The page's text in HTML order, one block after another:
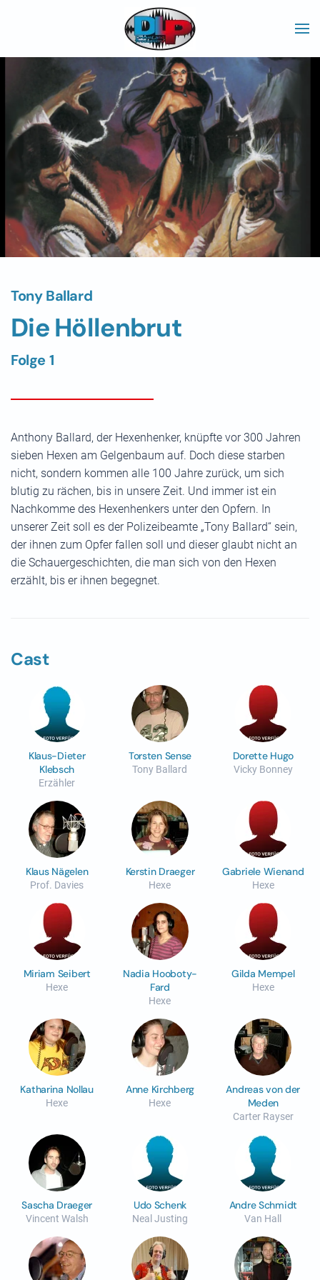
Skip to main content
Tony Ballard
Die Höllenbrut
Folge 1
Anthony Ballard, der Hexenhenker, knüpfte vor 300 Jahren
sieben Hexen am Gelgenbaum auf. Doch diese starben
nicht, sondern kommen alle 100 Jahre zurück, um sich
blutig zu rächen, bis in unsere Zeit. Und immer ist ein
Nachkomme des Hexenhenkers unter den Opfern. In
unserer Zeit soll es der Polizeibeamte „Tony Ballard“ sein,
der ihnen zum Opfer fallen soll und dieser glaubt nicht an
die Schauergeschichten, die man sich von den Hexen
erzählt, bis er ihnen begegnet.
Cast
Klaus-Dieter
Klebsch
Erzähler
Torsten Sense
Tony Ballard
Dorette Hugo
Vicky Bonney
Klaus Nägelen
Prof. Davies
Kerstin Draeger
Hexe
Gabriele Wienand
Hexe
Miriam Seibert
Hexe
Nadia Hooboty-
Fard
Hexe
Gilda Mempel
Hexe
Katharina Nollau
Hexe
Anne Kirchberg
Hexe
Andreas von der
Meden
Carter Rayser
Sascha Draeger
Vincent Walsh
Udo Schenk
Neal Justing
Andre Schmidt
Van Hall